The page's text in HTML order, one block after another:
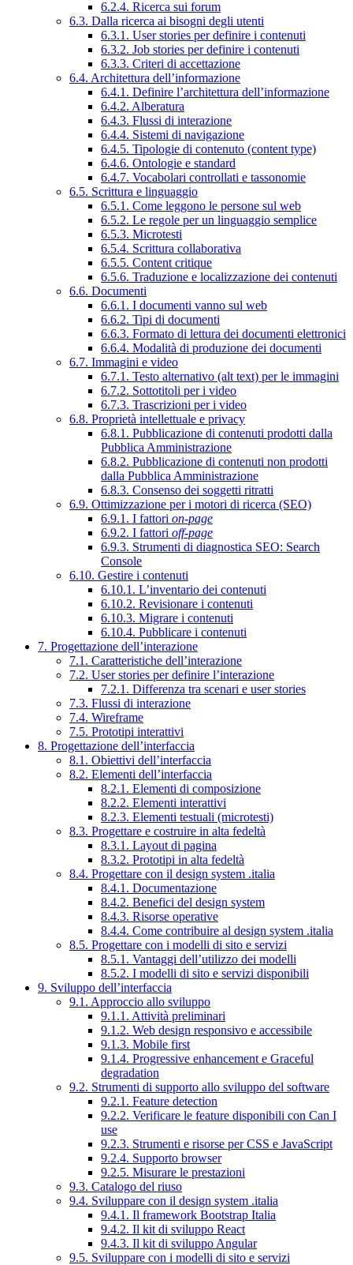
6.2.4. Ricerca sui forum
6.3. Dalla ricerca ai bisogni degli utenti
6.3.1. User stories per definire i contenuti
6.3.2. Job stories per definire i contenuti
6.3.3. Criteri di accettazione
6.4. Architettura dell’informazione
6.4.1. Definire l’architettura dell’informazione
6.4.2. Alberatura
6.4.3. Flussi di interazione
6.4.4. Sistemi di navigazione
6.4.5. Tipologie di contenuto (content type)
6.4.6. Ontologie e standard
6.4.7. Vocabolari controllati e tassonomie
6.5. Scrittura e linguaggio
6.5.1. Come leggono le persone sul web
6.5.2. Le regole per un linguaggio semplice
6.5.3. Microtesti
6.5.4. Scrittura collaborativa
6.5.5. Content critique
6.5.6. Traduzione e localizzazione dei contenuti
6.6. Documenti
6.6.1. I documenti vanno sul web
6.6.2. Tipi di documenti
6.6.3. Formato di lettura dei documenti elettronici
6.6.4. Modalità di produzione dei documenti
6.7. Immagini e video
6.7.1. Testo alternativo (alt text) per le immagini
6.7.2. Sottotitoli per i video
6.7.3. Trascrizioni per i video
6.8. Proprietà intellettuale e privacy
6.8.1. Pubblicazione di contenuti prodotti dalla
Pubblica Amministrazione
6.8.2. Pubblicazione di contenuti non prodotti
dalla Pubblica Amministrazione
6.8.3. Consenso dei soggetti ritratti
6.9. Ottimizzazione per i motori di ricerca (SEO)
6.9.1. I fattori on-page
6.9.2. I fattori off-page
6.9.3. Strumenti di diagnostica SEO: Search
Console
6.10. Gestire i contenuti
6.10.1. L’inventario dei contenuti
6.10.2. Revisionare i contenuti
6.10.3. Migrare i contenuti
6.10.4. Pubblicare i contenuti
7. Progettazione dell’interazione
7.1. Caratteristiche dell’interazione
7.2. User stories per definire l’interazione
7.2.1. Differenza tra scenari e user stories
7.3. Flussi di interazione
7.4. Wireframe
7.5. Prototipi interattivi
8. Progettazione dell’interfaccia
8.1. Obiettivi dell’interfaccia
8.2. Elementi dell’interfaccia
8.2.1. Elementi di composizione
8.2.2. Elementi interattivi
8.2.3. Elementi testuali (microtesti)
8.3. Progettare e costruire in alta fedeltà
8.3.1. Layout di pagina
8.3.2. Prototipi in alta fedeltà
8.4. Progettare con il design system .italia
8.4.1. Documentazione
8.4.2. Benefici del design system
8.4.3. Risorse operative
8.4.4. Come contribuire al design system .italia
8.5. Progettare con i modelli di sito e servizi
8.5.1. Vantaggi dell’utilizzo dei modelli
8.5.2. I modelli di sito e servizi disponibili
9. Sviluppo dell’interfaccia
9.1. Approccio allo sviluppo
9.1.1. Attività preliminari
9.1.2. Web design responsivo e accessibile
9.1.3. Mobile first
9.1.4. Progressive enhancement e Graceful
degradation
9.2. Strumenti di supporto allo sviluppo del software
9.2.1. Feature detection
9.2.2. Verificare le feature disponibili con Can I
use
9.2.3. Strumenti e risorse per CSS e JavaScript
9.2.4. Supporto browser
9.2.5. Misurare le prestazioni
9.3. Catalogo del riuso
9.4. Sviluppare con il design system .italia
9.4.1. Il framework Bootstrap Italia
9.4.2. Il kit di sviluppo React
9.4.3. Il kit di sviluppo Angular
9.5. Sviluppare con i modelli di sito e servizi